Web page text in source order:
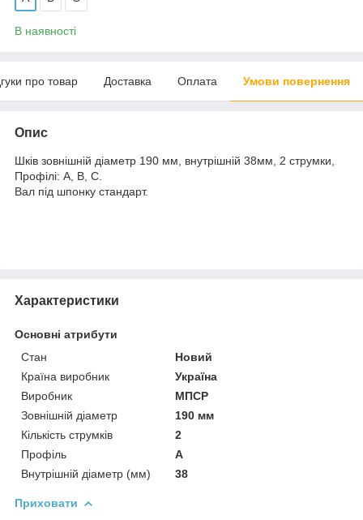
В наявності
про товар Доставка Оплата Умови повернення
Опис
Шків зовнішній діаметр 190 мм, внутрішній 38мм, 2 струмки,
Профілі: А, В, С.
Вал під шпонку стандарт.
Характеристики
Основні атрибути
Стан
Новий
Країна виробник
Україна
Виробник
МПСР
Зовнішній діаметр
190 мм
Кількість струмків
2
Профіль
А
Внутрішній діаметр (мм)
38
Приховати